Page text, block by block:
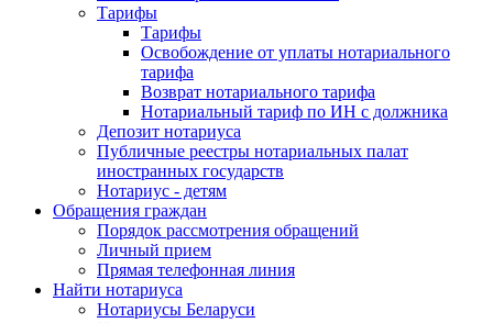
Тарифы
Тарифы
Освобождение от уплаты нотариального
тарифа
Возврат нотариального тарифа
Нотариальный тариф по ИН с должника
Депозит нотариуса
Публичные реестры нотариальных палат
иностранных государств
Нотариус - детям
Обращения граждан
Порядок рассмотрения обращений
Личный прием
Прямая телефонная линия
Найти нотариуса
Нотариусы Беларуси